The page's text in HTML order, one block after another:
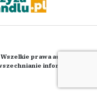
prawa autorskie
informacji i